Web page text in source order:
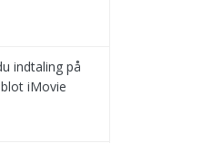
indtaling på
iMovie